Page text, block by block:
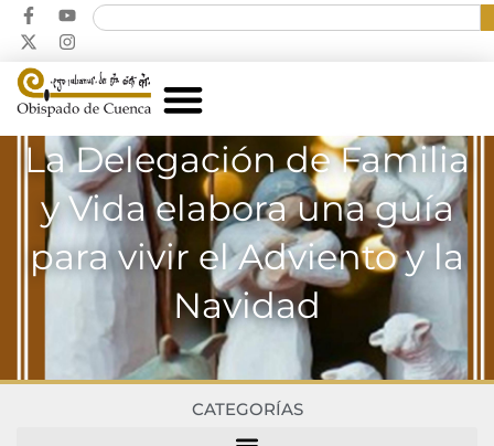
La Delegación de Familia
y Vida elabora una guía
para vivir el Adviento y la
Navidad
CATEGORÍAS